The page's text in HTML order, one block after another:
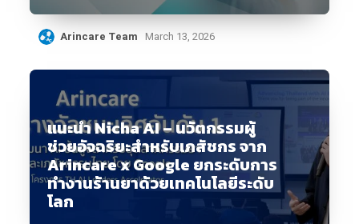
Arincare Team March 13, 2026
แนะนำ Nicha AI – นวัตกรรมผู้
ช่วยอัจฉริยะสำหรับเภสัชกร จาก
Arincare x Google ยกระดับการ
ทำงานร้านยาด้วยเทคโนโลยีระดับ
โลก